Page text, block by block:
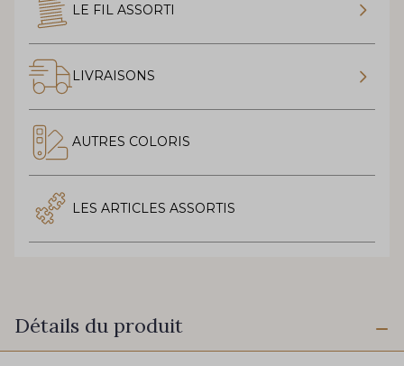
LE FIL ASSORTI
LIVRAISONS
AUTRES COLORIS
LES ARTICLES ASSORTIS
Détails du produit